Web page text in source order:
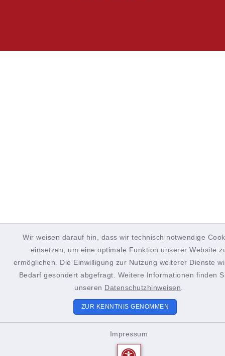
Wir weisen darauf hin, dass wir technisch notwendige
einsetzen, um eine optimale Funktion unserer Website
ermöglichen. Die Einwilligung zur Nutzung weiterer Dienste
Bedarf gesondert abgefragt. Weitere Informationen finden
unseren Datenschutzhinweisen
ZUR KENNTNIS GENOMMEN
Impressum